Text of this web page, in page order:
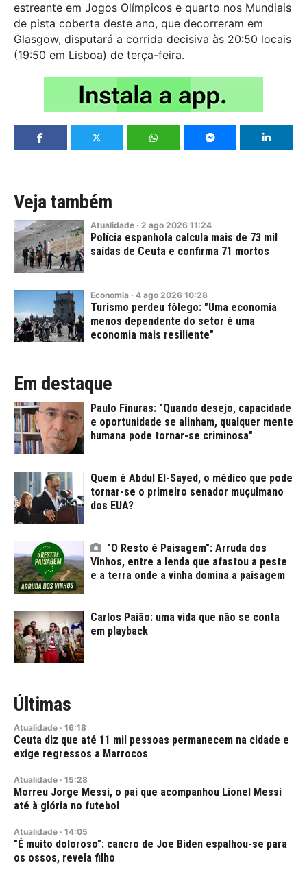
estreante em Jogos Olímpicos e quarto nos Mundiais
de pista coberta deste ano, que decorreram em
Glasgow, disputará a corrida decisiva às 20:50 locais
(19:50 em Lisboa) de terça-feira.
Veja também
Atualidade · 2 ago 2026 11:24
Polícia espanhola calcula mais de 73 mil
saídas de Ceuta e confirma 71 mortos
Economia · 4 ago 2026 10:28
Turismo perdeu fôlego: "Uma economia
menos dependente do setor é uma
economia mais resiliente"
Em destaque
Paulo Finuras: "Quando desejo, capacidade
e oportunidade se alinham, qualquer mente
humana pode tornar-se criminosa"
Quem é Abdul El-Sayed, o médico que pode
tornar-se o primeiro senador muçulmano
dos EUA?
"O Resto é Paisagem": Arruda dos
Vinhos, entre a lenda que afastou a peste
e a terra onde a vinha domina a paisagem
Carlos Paião: uma vida que não se conta
em playback
Últimas
Atualidade · 16:18
Ceuta diz que até 11 mil pessoas permanecem na cidade e
exige regressos a Marrocos
Atualidade · 15:28
Morreu Jorge Messi, o pai que acompanhou Lionel Messi
até à glória no futebol
Atualidade · 14:05
"É muito doloroso": cancro de Joe Biden espalhou-se para
os ossos, revela filho